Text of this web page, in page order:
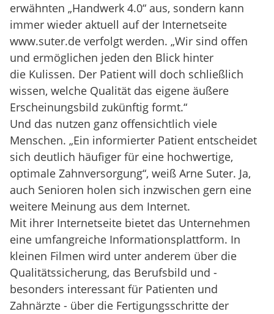
erwähnten „Handwerk 4.0“ aus, sondern kann
immer wieder aktuell auf der Internetseite
www.suter.de verfolgt werden. „Wir sind offen
und ermöglichen jeden den Blick hinter
die Kulissen. Der Patient will doch schließlich
wissen, welche Qualität das eigene äußere
Erscheinungsbild zukünftig formt.“
Und das nutzen ganz offensichtlich viele
Menschen. „Ein informierter Patient entscheidet
sich deutlich häufiger für eine hochwertige,
optimale Zahnversorgung“, weiß Arne Suter. Ja,
auch Senioren holen sich inzwischen gern eine
weitere Meinung aus dem Internet.
Mit ihrer Internetseite bietet das Unternehmen
eine umfangreiche Informationsplattform. In
kleinen Filmen wird unter anderem über die
Qualitätssicherung, das Berufsbild und -
besonders interessant für Patienten und
Zahnärzte - über die Fertigungsschritte der